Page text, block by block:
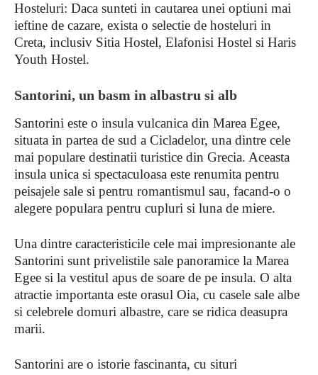
Hosteluri: Daca sunteti in cautarea unei optiuni mai
ieftine de cazare, exista o selectie de hosteluri in
Creta, inclusiv Sitia Hostel, Elafonisi Hostel si Haris
Youth Hostel.
Santorini, un basm in albastru si alb
Santorini este o insula vulcanica din Marea Egee,
situata in partea de sud a Cicladelor, una dintre cele
mai populare destinatii turistice din Grecia. Aceasta
insula unica si spectaculoasa este renumita pentru
peisajele sale si pentru romantismul sau, facand-o o
alegere populara pentru cupluri si luna de miere.
Una dintre caracteristicile cele mai impresionante ale
Santorini sunt privelistile sale panoramice la Marea
Egee si la vestitul apus de soare de pe insula. O alta
atractie importanta este orasul Oia, cu casele sale albe
si celebrele domuri albastre, care se ridica deasupra
marii.
Santorini are o istorie fascinanta, cu situri